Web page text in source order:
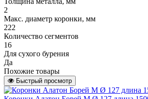
2
Макс. диаметр коронки, мм
222
Количество сегментов
16
Для сухого бурения
Да
Похожие товары
Быстрый просмотр